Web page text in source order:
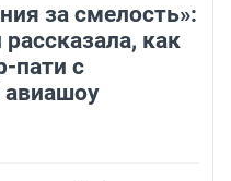
за смелость»:
как
пати с
авиашоу